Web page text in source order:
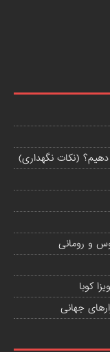
(نکات نگهداری)
و رومانی
کوبا
جهانی